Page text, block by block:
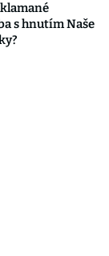
s hnutím Naše